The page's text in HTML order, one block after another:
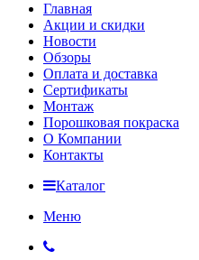
Главная
Акции и скидки
Новости
Обзоры
Оплата и доставка
Сертификаты
Монтаж
Порошковая покраска
О Компании
Контакты
Каталог
Меню